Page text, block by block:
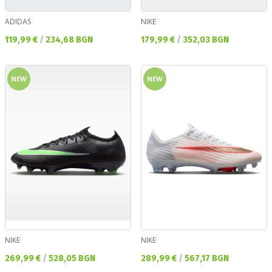
ADIDAS
Текуща цена:
119,99 € / 234,68 BGN
NIKE
Текуща цена:
179,99 € / 352,03 BGN
NEW
NIKE
Текуща цена:
269,99 € / 528,05 BGN
NEW
NIKE
Текуща цена:
289,99 € / 567,17 BGN